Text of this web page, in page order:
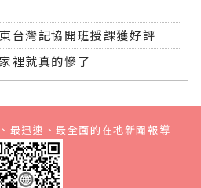
台灣記協開班授課獲好評
裡就真的慘了
最迅速、最全面的在地新聞報導